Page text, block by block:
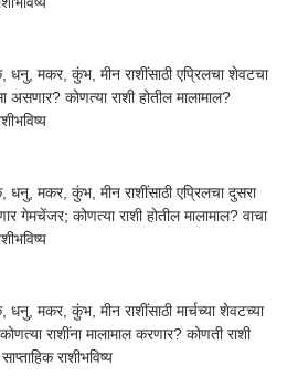
धनु, मकर, कुंभ, मीन राशींसाठी एप्रिलचा शेवटचा
कोणत्या राशी होतील मालामाल?
मकर, कुंभ, मीन राशींसाठी एप्रिलचा दुसरा
गेमचेंजर; कोणत्या राशी होतील मालामाल? वाचा
मकर, कुंभ, मीन राशींसाठी मार्चच्या शेवटच्या
राशींना मालामाल करणार? कोणती राशी
राशीभविष्य